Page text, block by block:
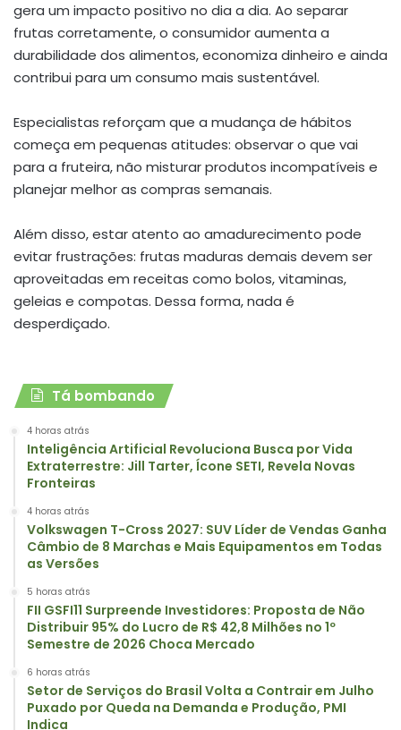
gera um impacto positivo no dia a dia. Ao separar
frutas corretamente, o consumidor aumenta a
durabilidade dos alimentos, economiza dinheiro e ainda
contribui para um consumo mais sustentável.
Especialistas reforçam que a mudança de hábitos
começa em pequenas atitudes: observar o que vai
para a fruteira, não misturar produtos incompatíveis e
planejar melhor as compras semanais.
Além disso, estar atento ao amadurecimento pode
evitar frustrações: frutas maduras demais devem ser
aproveitadas em receitas como bolos, vitaminas,
geleias e compotas. Dessa forma, nada é
desperdiçado.
Tá bombando
4 horas atrás
Inteligência Artificial Revoluciona Busca por Vida
Extraterrestre: Jill Tarter, Ícone SETI, Revela Novas
Fronteiras
4 horas atrás
Volkswagen T-Cross 2027: SUV Líder de Vendas Ganha
Câmbio de 8 Marchas e Mais Equipamentos em Todas
as Versões
5 horas atrás
FII GSFI11 Surpreende Investidores: Proposta de Não
Distribuir 95% do Lucro de R$ 42,8 Milhões no 1º
Semestre de 2026 Choca Mercado
6 horas atrás
Setor de Serviços do Brasil Volta a Contrair em Julho
Puxado por Queda na Demanda e Produção, PMI
Indica